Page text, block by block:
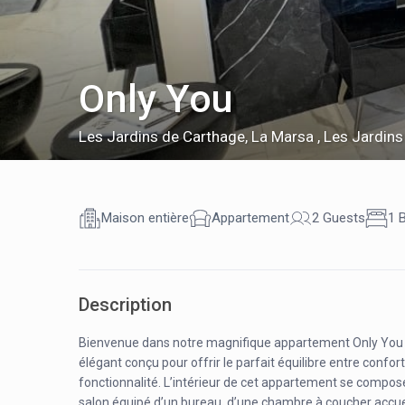
Only You
Les Jardins de Carthage, La Marsa , Les
Maison entière Appartement 2 Guests 1
Description
Bienvenue dans notre magnifique appartement Only You
élégant conçu pour offrir le parfait équilibre entre
fonctionnalité. L’intérieur de cet appartement se